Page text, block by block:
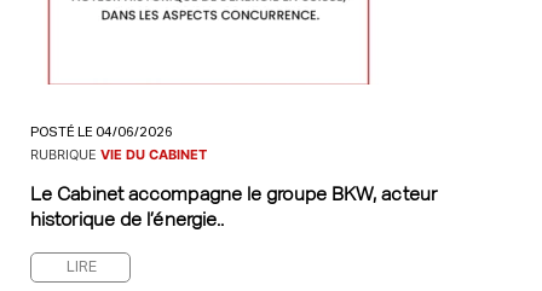
POSTÉ LE 04/06/2026
RUBRIQUE VIE DU CABINET
Le Cabinet accompagne le groupe BKW, acteur
historique de l’énergie..
LIRE